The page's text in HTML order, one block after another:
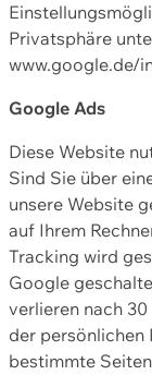
Privatsphäre
www.google.de/
Google Ads
Diese Website
Sind Sie über
unsere Website
auf Ihrem
Tracking wird
Google
verlieren nach
der persönlichen
bestimmte